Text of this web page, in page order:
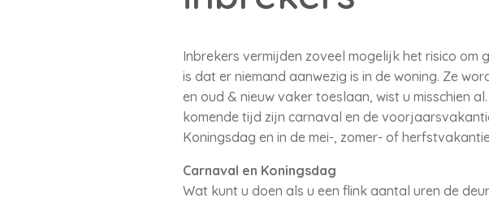
Inbrekers vermijden zoveel mogelijk het risico
is dat er niemand aanwezig is in de woning. Ze
en oud & nieuw vaker toeslaan, wist u misschien
komende tijd zijn carnaval en de
Koningsdag en in de mei-, zomer- of
Carnaval en Koningsdag
Wat kunt u doen als u een flink aantal uren de